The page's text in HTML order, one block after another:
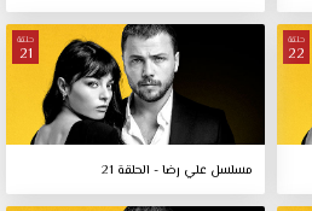
حلقة
22
حلقة
21
مسلسل علي رضا - الحلقة 21